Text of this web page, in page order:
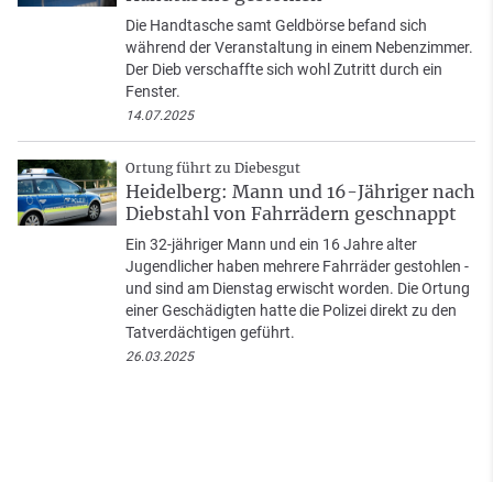
Die Handtasche samt Geldbörse befand sich
während der Veranstaltung in einem Nebenzimmer.
Der Dieb verschaffte sich wohl Zutritt durch ein
Fenster.
14.07.2025
Ortung führt zu Diebesgut
Heidelberg: Mann und 16-Jähriger nach
Diebstahl von Fahrrädern geschnappt
Ein 32-jähriger Mann und ein 16 Jahre alter
Jugendlicher haben mehrere Fahrräder gestohlen -
und sind am Dienstag erwischt worden. Die Ortung
einer Geschädigten hatte die Polizei direkt zu den
Tatverdächtigen geführt.
26.03.2025